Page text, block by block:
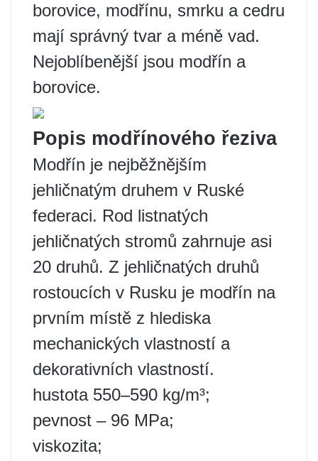
borovice, modřínu, smrku a cedru
mají správný tvar a méně vad.
Nejoblíbenější jsou modřín a
borovice.
Popis modřínového řeziva
Modřín je nejběžnějším
jehličnatým druhem v Ruské
federaci. Rod listnatých
jehličnatých stromů zahrnuje asi
20 druhů. Z jehličnatých druhů
rostoucích v Rusku je modřín na
prvním místě z hlediska
mechanických vlastností a
dekorativních vlastností.
hustota 550–590 kg/m³;
pevnost – 96 MPa;
viskozita;